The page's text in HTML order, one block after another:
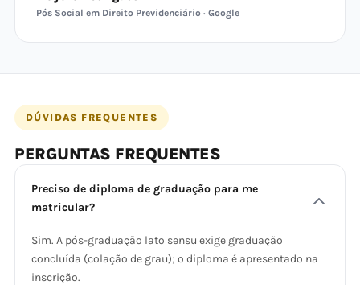
Pós Social em Direito Previdenciário · Google
DÚVIDAS FREQUENTES
PERGUNTAS FREQUENTES
Preciso de diploma de graduação para me
matricular?
Sim. A pós-graduação lato sensu exige graduação
concluída (colação de grau); o diploma é apresentado na
inscrição.